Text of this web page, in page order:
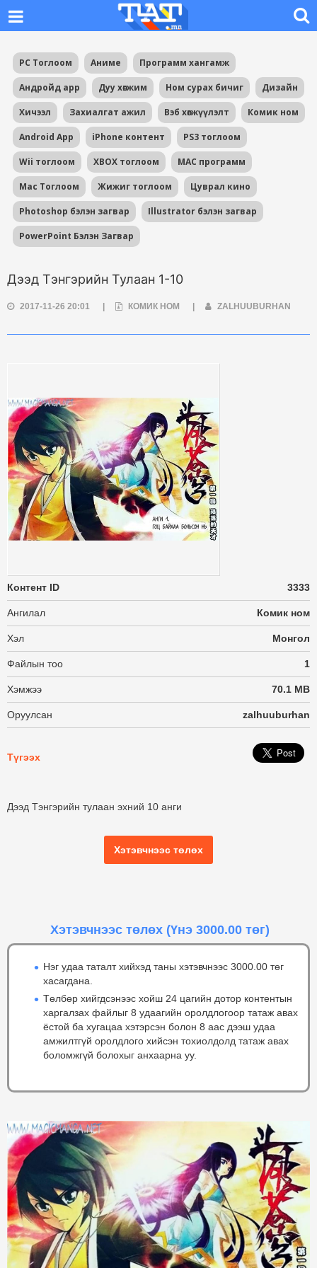
PC Тоглоом Аниме Программ хангамж
Андройд app Дуу хөгжим Ном сурах бичиг Дизайн
Хичээл Захиалгат ажил Вэб хөгжүүлэлт Комик ном
Android App iPhone контент PS3 тоглоом
Wii тоглоом XBOX тоглоом MAC программ
Mac Тоглоом Жижиг тоглоом Цуврал кино
Photoshop бэлэн загвар Illustrator бэлэн загвар
PowerPoint Бэлэн Загвар
Дээд Тэнгэрийн Тулаан 1-10
2017-11-26 20:01 КОМИК НОМ ZALHUUBURHAN
Контент ID 3333
Ангилал Комик ном
Хэл Монгол
Файлын тоо 1
Хэмжээ 70.1 MB
Оруулсан zalhuuburhan
Түгээх
Дээд Тэнгэрийн тулаан эхний 10 анги
Хэтэвчнээс төлөх
Хэтэвчнээс төлөх (Үнэ 3000.00 төг)
Нэг удаа таталт хийхэд таны хэтэвчнээс 3000.00 төг
хасагдана.
Төлбөр хийгдсэнээс хойш 24 цагийн дотор контентын
харгалзах файлыг 8 удаагийн оролдлогоор татаж авах
ёстой ба хугацаа хэтэрсэн болон 8 аас дээш удаа
амжилтгүй оролдлого хийсэн тохиолдолд татаж авах
боломжгүй болохыг анхаарна уу.